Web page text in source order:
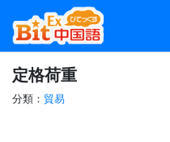
定格荷重
分類： 貿易